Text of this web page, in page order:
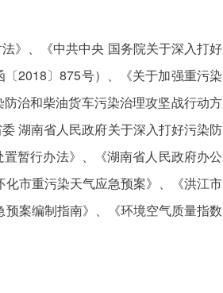
》、《中共中央 国务院关于深入打好
2018〕875号）、《关于加强重污染
治和柴油货车污染治理攻坚战行动方
湖南省人民政府关于深入打好污染防
暂行办法》、《湖南省人民政府办公
市重污染天气应急预案》、《洪江市
案编制指南》、《环境空气质量指数